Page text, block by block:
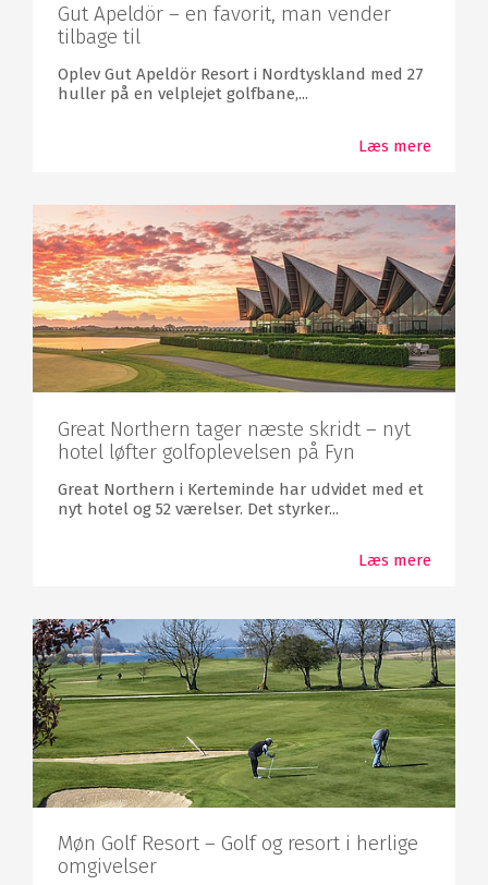
Gut Apeldör – en favorit, man vender
tilbage til
Oplev Gut Apeldör Resort i Nordtyskland med 27
huller på en velplejet golfbane,...
Læs mere
Great Northern tager næste skridt – nyt
hotel løfter golfoplevelsen på Fyn
Great Northern i Kerteminde har udvidet med et
nyt hotel og 52 værelser. Det styrker...
Læs mere
Møn Golf Resort – Golf og resort i herlige
omgivelser